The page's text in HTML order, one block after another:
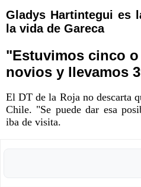
Gladys Hartintegui es
la vida de Gareca
"Estuvimos cinco
novios y llevamos
El DT de la Roja no descarta
Chile. "Se puede dar esa
iba de visita.